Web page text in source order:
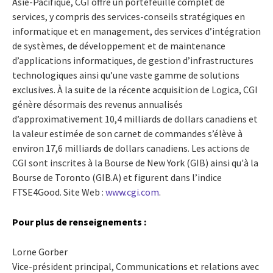
services, y compris des services-conseils stratégiques en
informatique et en management, des services d’intégration
de systèmes, de développement et de maintenance
d’applications informatiques, de gestion d’infrastructures
technologiques ainsi qu’une vaste gamme de solutions
exclusives. À la suite de la récente acquisition de Logica, CGI
génère désormais des revenus annualisés
d’approximativement 10,4 milliards de dollars canadiens et
la valeur estimée de son carnet de commandes s’élève à
environ 17,6 milliards de dollars canadiens. Les actions de
CGI sont inscrites à la Bourse de New York (GIB) ainsi qu'à la
Bourse de Toronto (GIB.A) et figurent dans l’indice
FTSE4Good. Site Web : www.cgi.com.
Pour plus de renseignements :
Lorne Gorber
Vice-président principal, Communications et relations avec